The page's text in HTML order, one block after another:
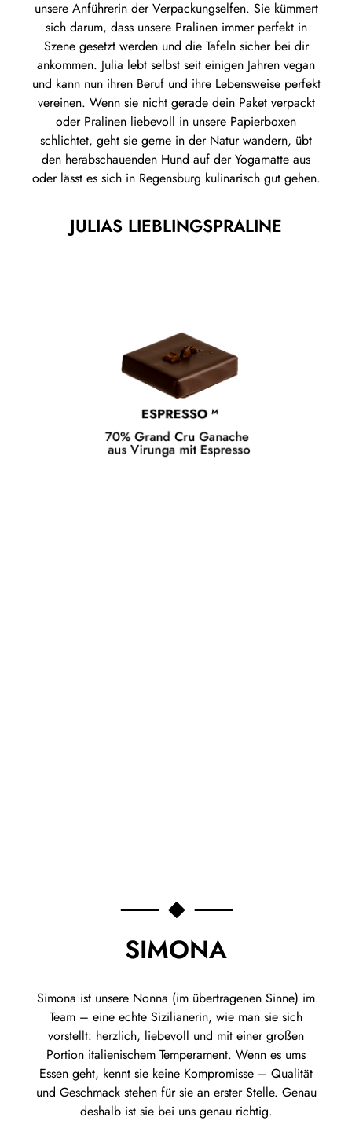
unsere Anführerin der Verpackungselfen. Sie kümmert
sich darum, dass unsere Pralinen immer perfekt in
Szene gesetzt werden und die Tafeln sicher bei dir
ankommen. Julia lebt selbst seit einigen Jahren vegan
und kann nun ihren Beruf und ihre Lebensweise perfekt
vereinen. Wenn sie nicht gerade dein Paket verpackt
oder Pralinen liebevoll in unsere Papierboxen
schlichtet, geht sie gerne in der Natur wandern, übt
den herabschauenden Hund auf der Yogamatte aus
oder lässt es sich in Regensburg kulinarisch gut gehen.
JULIAS LIEBLINGSPRALINE
SIMONA
Simona ist unsere Nonna (im übertragenen Sinne) im
Team – eine echte Sizilianerin, wie man sie sich
vorstellt: herzlich, liebevoll und mit einer großen
Portion italienischem Temperament. Wenn es ums
Essen geht, kennt sie keine Kompromisse – Qualität
und Geschmack stehen für sie an erster Stelle. Genau
deshalb ist sie bei uns genau richtig.